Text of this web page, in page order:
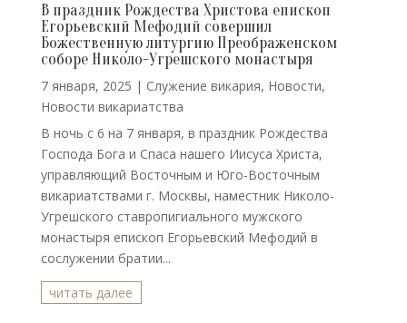
В праздник Рождества Христова епископ
Егорьевский Мефодий совершил
Божественную литургию Преображенском
соборе Николо-Угрешского монастыря
7 января, 2025 | Cлужение викария, Новости,
Новости викариатства
В ночь с 6 на 7 января, в праздник Рождества
Господа Бога и Спаса нашего Иисуса Христа,
управляющий Восточным и Юго-Восточным
викариатствами г. Москвы, наместник Николо-
Угрешского ставропигиального мужского
монастыря епископ Егорьевский Мефодий в
сослужении братии...
читать далее